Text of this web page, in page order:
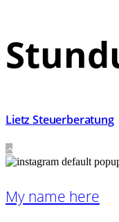
Lietz Steuerberatung
My name here